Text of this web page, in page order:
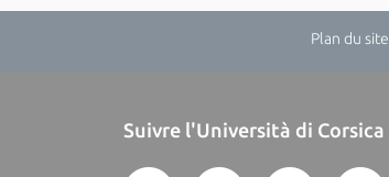
Plan du site
Suivre l'Università di Corsica